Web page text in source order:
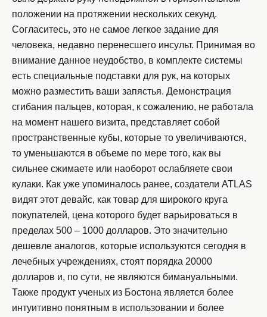
положении на протяжении нескольких секунд.
Согласитесь, это не самое легкое задание для
человека, недавно перенесшего инсульт. Принимая во
внимание данное неудобство, в комплекте системы
есть специальные подставки для рук, на которых
можно разместить ваши запястья. Демонстрация
сгибания пальцев, которая, к сожалению, не работала
на момент нашего визита, представляет собой
пространственные кубы, которые то увеличиваются,
то уменьшаются в объеме по мере того, как вы
сильнее сжимаете или наоборот ослабляете свои
кулаки. Как уже упоминалось ранее, создатели ATLAS
видят этот девайс, как товар для широкого круга
покупателей, цена которого будет варьироваться в
пределах 500 – 1000 долларов. Это значительно
дешевле аналогов, которые используются сегодня в
лечебных учреждениях, стоят порядка 20000
долларов и, по сути, не являются бимануальными.
Также продукт ученых из Бостона является более
интуитивно понятным в использовании и более